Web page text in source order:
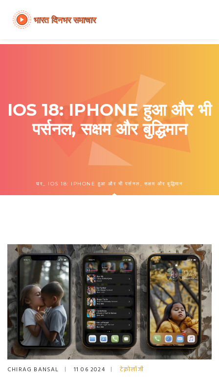
IOS 18: IPHONE हुआ और भी
पर्सनल, सक्षम और बुद्धिमान
घर IOS 18: IPHONE हुआ और भी पर्सनल, सक्षम और बुद्धिमान
CHIRAG BANSAL 11 06 2024 टेक्नोलॉजी